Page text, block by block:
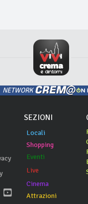
NETWORK
SEZIONI
Locali
Shopping
Eventi
Live
Cinema
Attrazioni